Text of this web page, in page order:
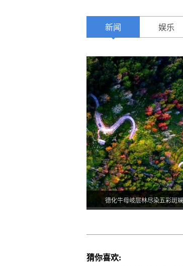
新闻 娱乐
德化牛母岐层林尽染五彩斑斓
猜你喜欢: